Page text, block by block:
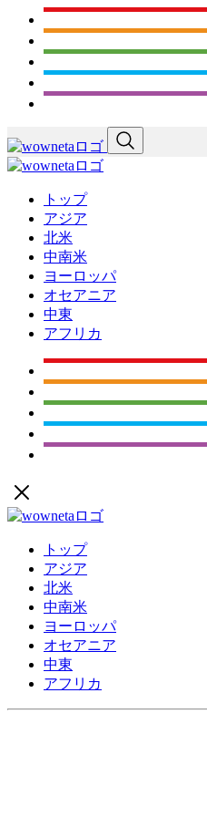
トップ
アジア
北米
中南米
ヨーロッパ
オセアニア
中東
アフリカ
トップ
アジア
北米
中南米
ヨーロッパ
オセアニア
中東
アフリカ